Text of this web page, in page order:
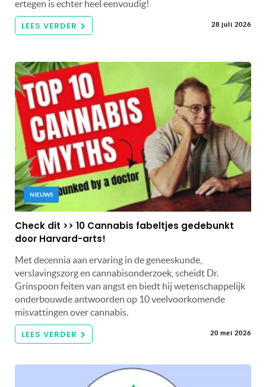
ertegen is echter heel eenvoudig!
LEES VERDER 28 juli 2026
NIEUWS
Check dit >> 10 Cannabis fabeltjes gedebunkt
door Harvard-arts!
Met decennia aan ervaring in de geneeskunde,
verslavingszorg en cannabisonderzoek, scheidt Dr.
Grinspoon feiten van angst en biedt hij wetenschappelijk
onderbouwde antwoorden op 10 veelvoorkomende
misvattingen over cannabis.
LEES VERDER 20 mei 2026